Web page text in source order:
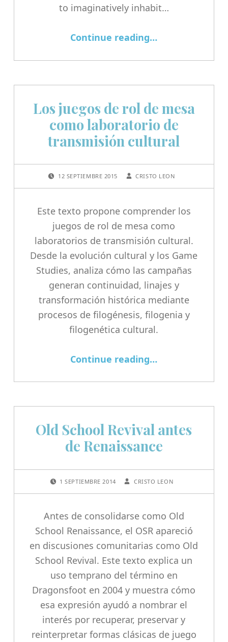
to imaginatively inhabit…
Continue reading…
Los juegos de rol de mesa
como laboratorio de
transmisión cultural
12 SEPTIEMBRE 2015 CRISTO LEON
Este texto propone comprender los
juegos de rol de mesa como
laboratorios de transmisión cultural.
Desde la evolución cultural y los Game
Studies, analiza cómo las campañas
generan continuidad, linajes y
transformación histórica mediante
procesos de filogénesis, filogenia y
filogenética cultural.
Continue reading…
Old School Revival antes
de Renaissance
1 SEPTIEMBRE 2014 CRISTO LEON
Antes de consolidarse como Old
School Renaissance, el OSR apareció
en discusiones comunitarias como Old
School Revival. Este texto explica un
uso temprano del término en
Dragonsfoot en 2004 y muestra cómo
esa expresión ayudó a nombrar el
interés por recuperar, preservar y
reinterpretar formas clásicas de juego